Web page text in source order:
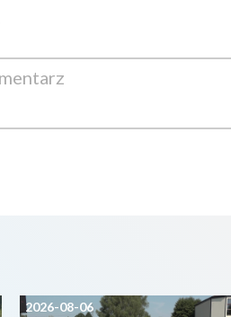
2026-08-06